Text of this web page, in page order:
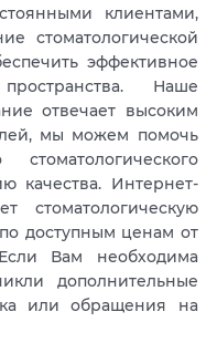
клиентами,
стоматологической
эффективное
Наше
отвечает высоким
мы можем помочь
качества. Интернет-
стоматологическую
доступным ценам от
Вам необходима
дополнительные
или обращения на